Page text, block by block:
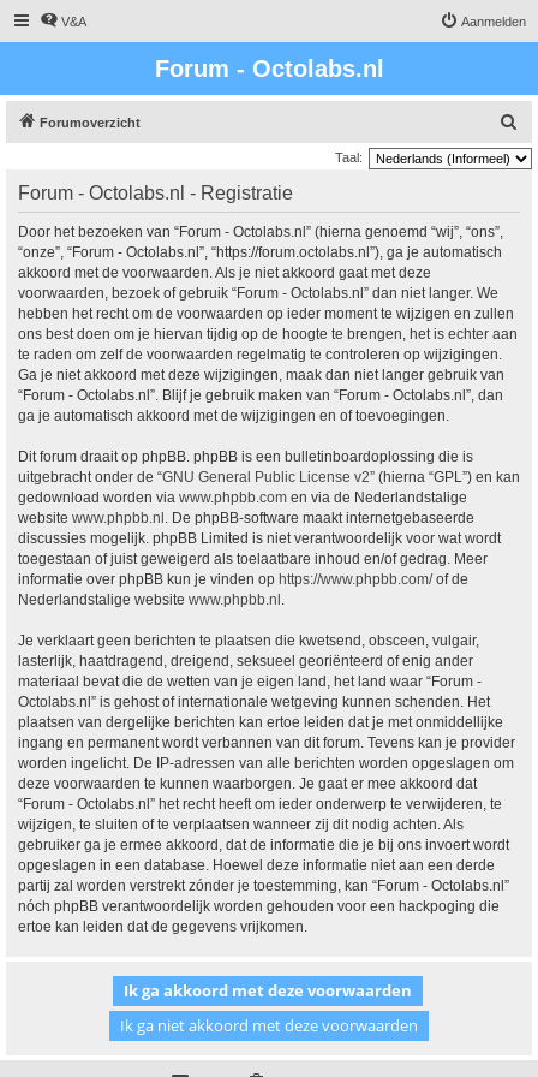
V&A Aanmelden
Forum - Octolabs.nl
Forumoverzicht
o
Taal:
Forum - Octolabs.nl - Registratie
Door het bezoeken van “Forum - Octolabs.nl” (hierna genoemd “wij”, “ons”,
“onze”, “Forum - Octolabs.nl”, “https://forum.octolabs.nl”), ga je automatisch
akkoord met de voorwaarden. Als je niet akkoord gaat met deze
voorwaarden, bezoek of gebruik “Forum - Octolabs.nl” dan niet langer. We
hebben het recht om de voorwaarden op ieder moment te wijzigen en zullen
ons best doen om je hiervan tijdig op de hoogte te brengen, het is echter aan
te raden om zelf de voorwaarden regelmatig te controleren op wijzigingen.
Ga je niet akkoord met deze wijzigingen, maak dan niet langer gebruik van
“Forum - Octolabs.nl”. Blijf je gebruik maken van “Forum - Octolabs.nl”, dan
ga je automatisch akkoord met de wijzigingen en of toevoegingen.
Dit forum draait op phpBB. phpBB is een bulletinboardoplossing die is
uitgebracht onder de “GNU General Public License v2” (hierna “GPL”) en kan
gedownload worden via www.phpbb.com en via de Nederlandstalige
website www.phpbb.nl . De phpBB-software maakt internetgebaseerde
discussies mogelijk. phpBB Limited is niet verantwoordelijk voor wat wordt
toegestaan of juist geweigerd als toelaatbare inhoud en/of gedrag. Meer
informatie over phpBB kun je vinden op https://www.phpbb.com/of de
Nederlandstalige website www.phpbb.nl .
Je verklaart geen berichten te plaatsen die kwetsend, obsceen, vulgair,
lasterlijk, haatdragend, dreigend, seksueel georiënteerd of enig ander
materiaal bevat die de wetten van je eigen land, het land waar “Forum -
Octolabs.nl” is gehost of internationale wetgeving kunnen schenden. Het
plaatsen van dergelijke berichten kan ertoe leiden dat je met onmiddellijke
ingang en permanent wordt verbannen van dit forum. Tevens kan je provider
worden ingelicht. De IP-adressen van alle berichten worden opgeslagen om
deze voorwaarden te kunnen waarborgen. Je gaat er mee akkoord dat
“Forum - Octolabs.nl” het recht heeft om ieder onderwerp te verwijderen, te
wijzigen, te sluiten of te verplaatsen wanneer zij dit nodig achten. Als
gebruiker ga je ermee akkoord, dat de informatie die je bij ons invoert wordt
opgeslagen in een database. Hoewel deze informatie niet aan een derde
partij zal worden verstrekt zónder je toestemming, kan “Forum - Octolabs.nl”
nóch phpBB verantwoordelijk worden gehouden voor een hackpoging die
ertoe kan leiden dat de gegevens vrijkomen.